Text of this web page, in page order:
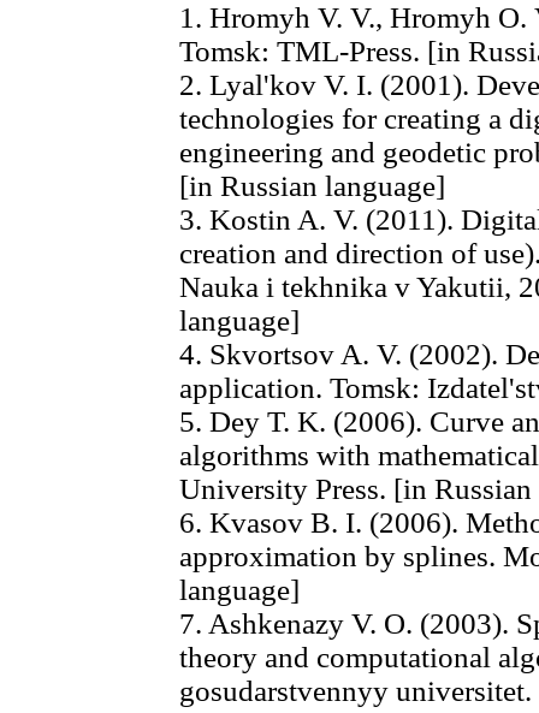
1. Hromyh V. V., Hromyh
Tomsk: TML-Press. [in
2. Lyal'kov V. I. (2001).
technologies for creating a
engineering and geodetic
[in Russian language]
3. Kostin A. V. (2011).
creation and direction of
Nauka i tekhnika v Yakutii,
language]
4. Skvortsov A. V. (2002).
application. Tomsk:
5. Dey T. K. (2006). Curve
algorithms with
University Press. [in Russian
6. Kvasov B. I. (2006).
approximation by splines.
language]
7. Ashkenazy V. O. (2003).
theory and computational
gosudarstvennyy